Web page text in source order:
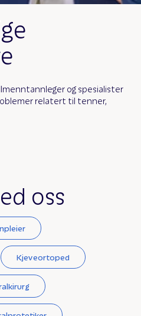
og spesialister
relatert til tenner,
oss
Kjeveortoped